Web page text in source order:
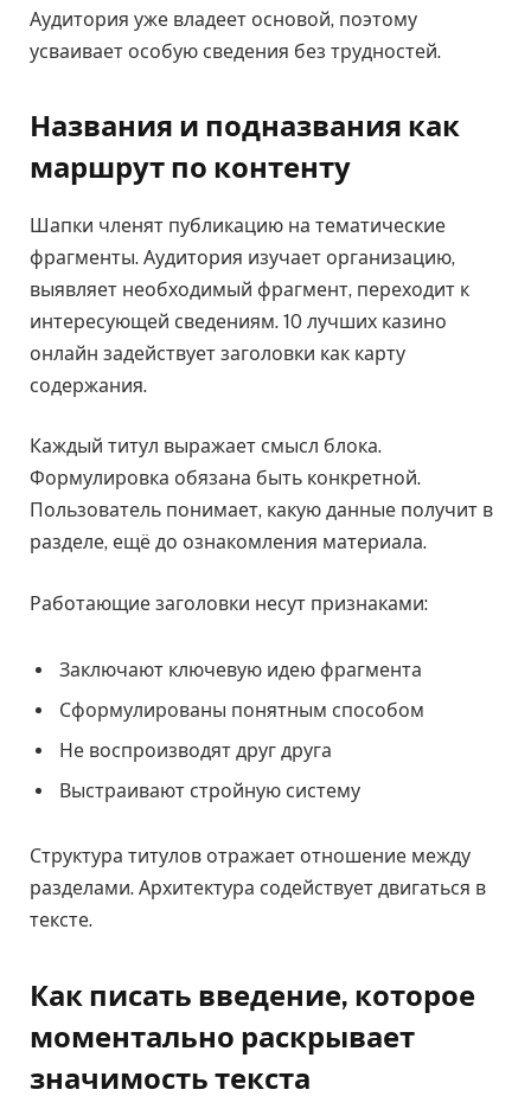
Аудитория уже владеет основой, поэтому
усваивает особую сведения без трудностей.
Названия и подназвания как
маршрут по контенту
Шапки членят публикацию на тематические
фрагменты. Аудитория изучает организацию,
выявляет необходимый фрагмент, переходит к
интересующей сведениям. 10 лучших казино
онлайн задействует заголовки как карту
содержания.
Каждый титул выражает смысл блока.
Формулировка обязана быть конкретной.
Пользователь понимает, какую данные получит в
разделе, ещё до ознакомления материала.
Работающие заголовки несут признаками:
Заключают ключевую идею фрагмента
Сформулированы понятным способом
Не воспроизводят друг друга
Выстраивают стройную систему
Структура титулов отражает отношение между
разделами. Архитектура содействует двигаться в
тексте.
Как писать введение, которое
моментально раскрывает
значимость текста